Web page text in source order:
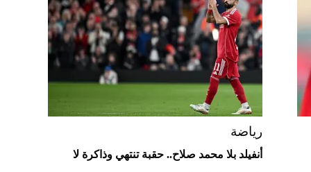
أغلى 10 عطور في العالم للرجال تمنحك فخامة
استثنائية
"بوجاتي ميسترال" الاستثنائية للبيع في
مزاد مونتيري
2026-07-23
رياضة
أنفيلد بلا محمد صلاح.. حقبة تنتهي وذاكرة لا